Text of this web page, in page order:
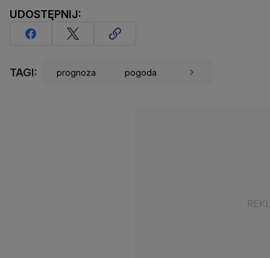
UDOSTĘPNIJ:
TAGI: prognoza pogoda